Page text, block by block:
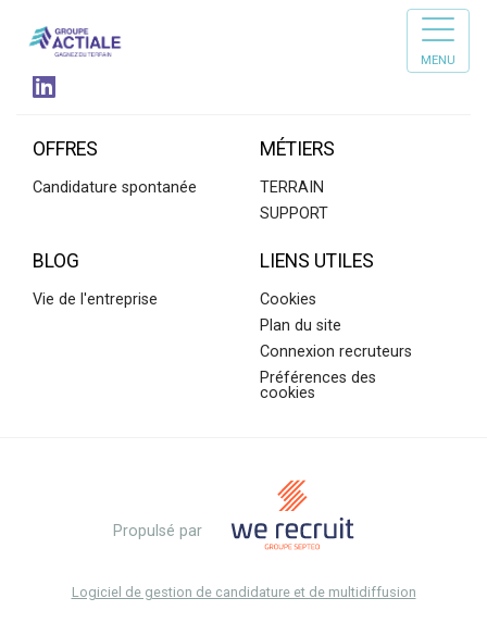
MENU
SUIVEZ-NOUS
OFFRES
Candidature spontanée
MÉTIERS
TERRAIN
SUPPORT
BLOG
Vie de l'entreprise
LIENS UTILES
Cookies
Plan du site
Connexion recruteurs
Préférences des
cookies
Propulsé par
Logiciel de gestion de candidature et de multidiffusion